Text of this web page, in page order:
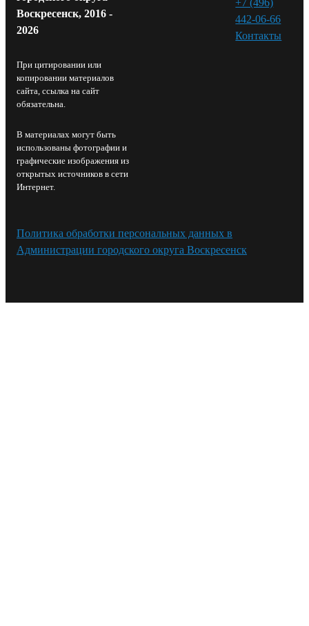
Воскресенск, 2016 -
2026
При цитировании или
копировании материалов
сайта, ссылка на сайт
обязательна.
В материалах могут быть
использованы фотографии и
графические изображения из
открытых источников в сети
Интернет.
442-06-66
Контакты⁠
Политика обработки персональных данных в
Администрации городского округа Воскресенск